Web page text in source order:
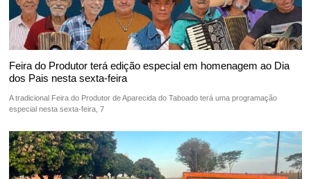
Feira do Produtor terá edição especial em homenagem ao Dia
dos Pais nesta sexta-feira
A tradicional Feira do Produtor de Aparecida do Taboado terá uma programação
especial nesta sexta-feira, 7